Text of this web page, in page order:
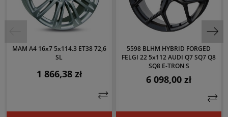
MAM A4 16x7 5x114.3 ET38 72,6
SL
Cena
1 866,38 zł
5598 BLHM HYBRID FORGED
FELGI 22 5x112 AUDI Q7 SQ7 Q8
SQ8 E-TRON S
Cena
6 098,00 zł